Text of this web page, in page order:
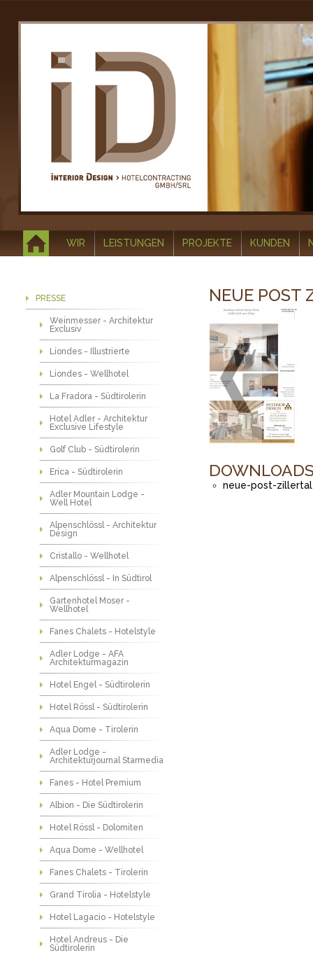
WIR LEISTUNGEN PROJEKTE KUNDEN
PRESSE
Weinmesser - Architektur
Exclusiv
Liondes - Illustrierte
Liondes - Wellhotel
La Fradora - Südtirolerin
Hotel Adler - Architektur
Exclusive Lifestyle
Golf Club - Südtirolerin
Erica - Südtirolerin
Adler Mountain Lodge -
Well Hotel
Alpenschlössl - Architektur
Design
Cristallo - Wellhotel
Alpenschlössl - In Südtirol
Gartenhotel Moser -
Wellhotel
Fanes Chalets - Hotelstyle
Adler Lodge - AFA
Architekturmagazin
Hotel Engel - Südtirolerin
Hotel Rössl - Südtirolerin
Aqua Dome - Tirolerin
Adler Lodge -
Architekturjournal Starmedia
Fanes - Hotel Premium
Albion - Die Südtirolerin
Hotel Rössl - Dolomiten
Aqua Dome - Wellhotel
Fanes Chalets - Tirolerin
Grand Tirolia - Hotelstyle
Hotel Lagacio - Hotelstyle
Hotel Andreus - Die
Südtirolerin
NEUE POST
neue-post-